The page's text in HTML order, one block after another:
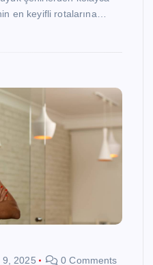
en keyifli rotalarına…
9, 2025 0 Comments